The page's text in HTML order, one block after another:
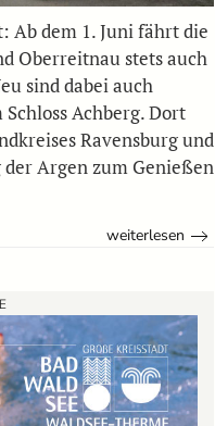
Ab dem 1. Juni fährt die
Oberreitnau stets auch
sind dabei auch
Achberg. Dort
Ravensburg und
Argen zum Genießen
weiterlesen